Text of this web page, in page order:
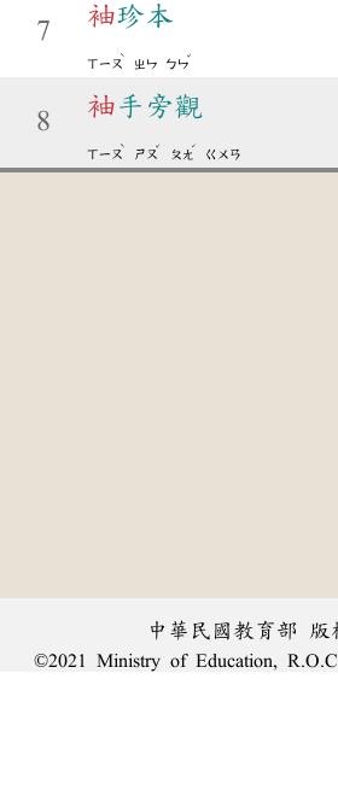
7
袖珍本
ㄒㄧㄡ
ˋ
ㄓㄣ ㄅㄣ
ˇ
8
袖手旁觀
ㄒㄧㄡ
ˋ
ㄕㄡ
ˇ
ㄆㄤ
ˊ
ㄍㄨㄢ
中華民國教育部 版
©2021 Ministry of Education,